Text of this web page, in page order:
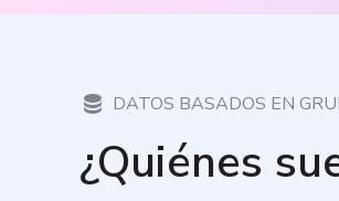
DATOS BASADOS EN
¿Quiénes